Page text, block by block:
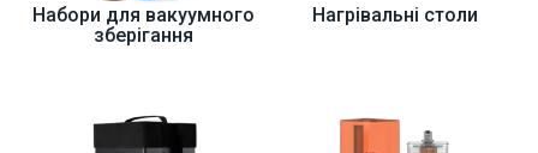
Набори для вакуумного
зберігання
Нагрівальні столи